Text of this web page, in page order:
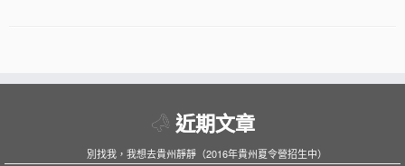
近期文章
別找我，我想去貴州靜靜（2016年貴州夏令營招生中）